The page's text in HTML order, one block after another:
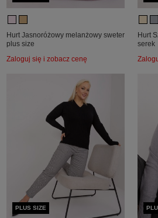
Hurt Jasnoróżowy melanżowy sweter
plus size
Zaloguj się i zobacz cenę
Hurt
serek
PLUS SIZE